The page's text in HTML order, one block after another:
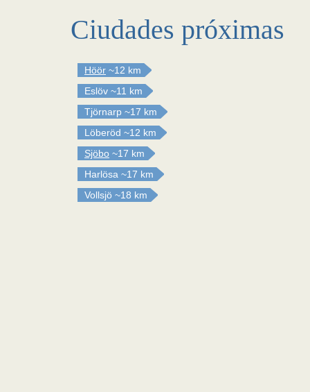
Ciudades próximas
Höör ~12 km
Eslöv ~11 km
Tjörnarp ~17 km
Löberöd ~12 km
Sjöbo ~17 km
Harlösa ~17 km
Vollsjö ~18 km